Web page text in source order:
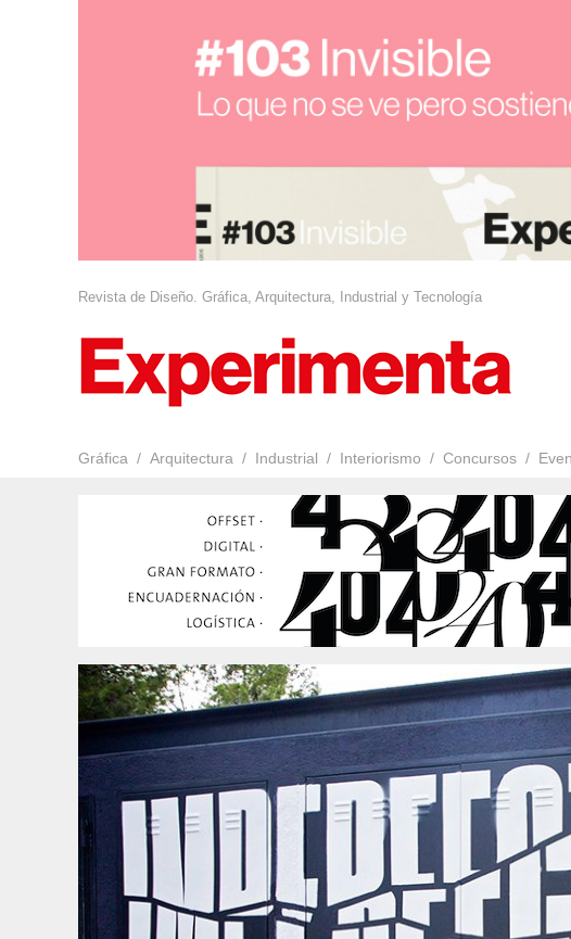
Revista de Diseño. Gráfica, Arquitectura, Industrial y Tecnología
Gráfica Arquitectura Industrial Interiorismo Concursos